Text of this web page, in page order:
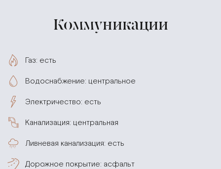
Коммуникации
Газ: есть
Водоснабжение: центральное
Электричество: есть
Канализация: центральная
Ливневая канализация: есть
Дорожное покрытие: асфальт